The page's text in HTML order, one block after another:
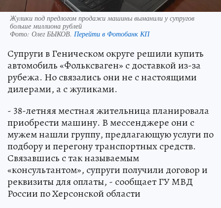
Жулики под предлогом продажи машины выманили у супругов
больше миллиона рублей
Фото: Олег БЫКОВ. Перейти в Фотобанк КП
Супруги в Геническом округе решили купить
автомобиль «Фольксваген» с доставкой из-за
рубежа. Но связались они не с настоящими
дилерами, а с жуликами.
- 38-летняя местная жительница планировала
приобрести машину. В мессенджере они с
мужем нашли группу, предлагающую услуги по
подбору и перегону транспортных средств.
Связавшись с так называемым
«консультантом», супруги получили договор и
реквизиты для оплаты, - сообщает ГУ МВД
России по Херсонской области